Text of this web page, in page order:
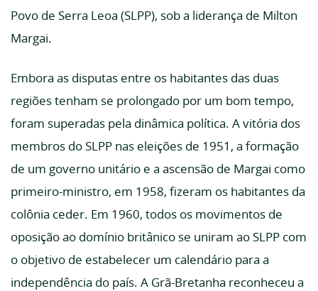
Povo de Serra Leoa (SLPP), sob a liderança de Milton
Margai.
Embora as disputas entre os habitantes das duas
regiões tenham se prolongado por um bom tempo,
foram superadas pela dinâmica política. A vitória dos
membros do SLPP nas eleições de 1951, a formação
de um governo unitário e a ascensão de Margai como
primeiro-ministro, em 1958, fizeram os habitantes da
colônia ceder. Em 1960, todos os movimentos de
oposição ao domínio britânico se uniram ao SLPP com
o objetivo de estabelecer um calendário para a
independência do país. A Grã-Bretanha reconheceu a